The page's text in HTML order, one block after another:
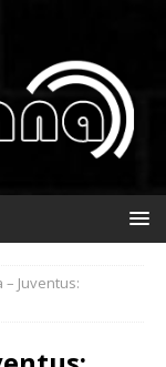
– Juventus: